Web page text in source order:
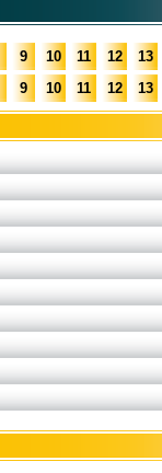
9 10 11 12 13
9 10 11 12 13